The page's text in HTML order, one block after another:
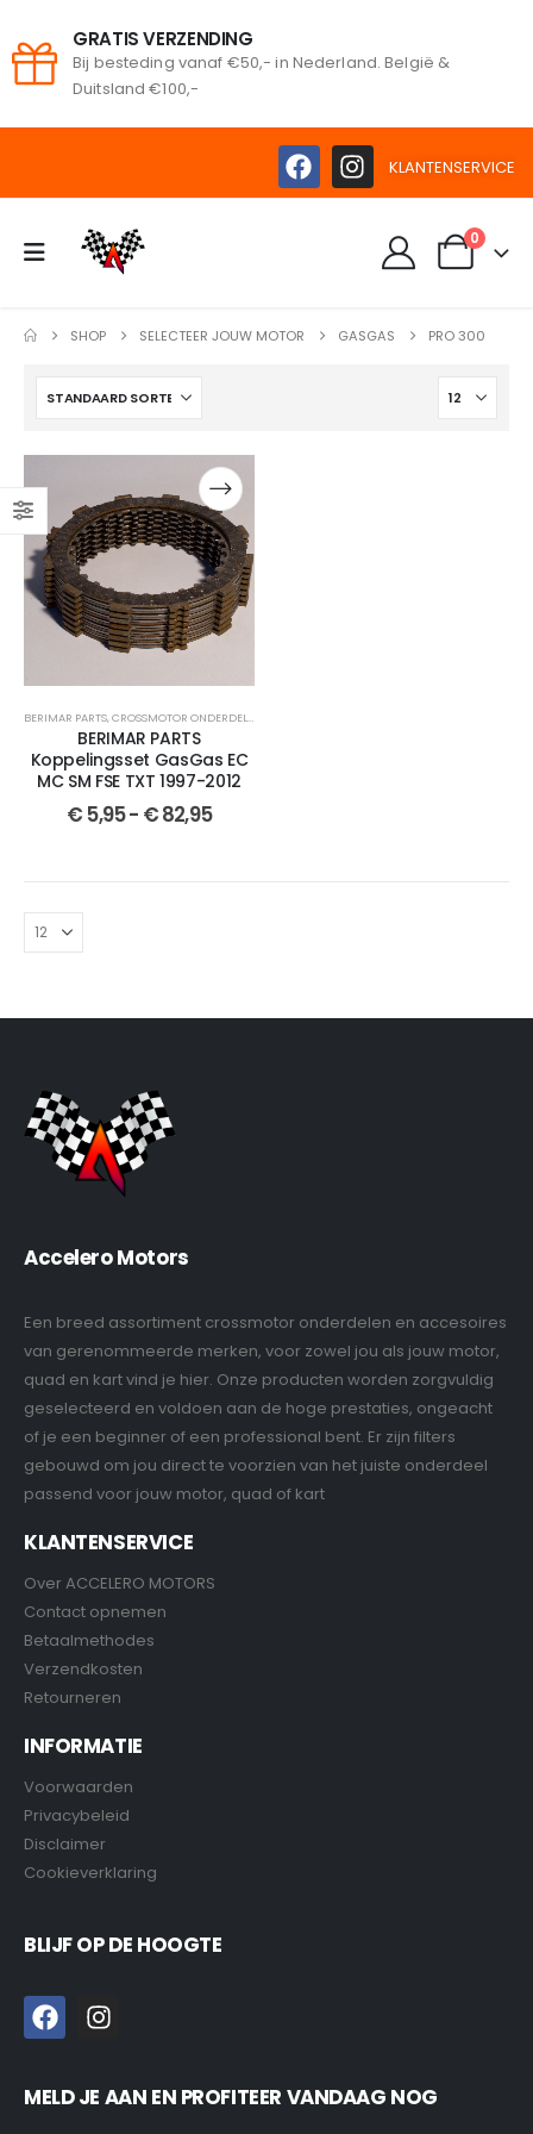
GRATIS VERZENDING
Bij besteding vanaf €50,- in Nederland. België &
Duitsland €100,-
KLANTENSERVICE
0
SHOP SELECTEER JOUW MOTOR GASGAS PRO 300
BERIMAR PARTS,CROSSMOTOR ONDERDELEN
BERIMAR PARTS
Koppelingsset GasGas EC
MC SM FSE TXT 1997-2012
€ 5,95- €82,95
Accelero Motors
Een breed assortiment crossmotor onderdelen en accesoires
van gerenommeerde merken, voor zowel jou als jouw motor,
quad en kart vind je hier. Onze producten worden zorgvuldig
geselecteerd en voldoen aan de hoge prestaties, ongeacht
of je een beginner of een professional bent. Er zijn filters
gebouwd om jou direct te voorzien van het juiste onderdeel
passend voor jouw motor, quad of kart
KLANTENSERVICE
Over ACCELERO MOTORS
Contact opnemen
Betaalmethodes
Verzendkosten
Retourneren
INFORMATIE
Voorwaarden
Privacybeleid
Disclaimer
Cookieverklaring
BLIJF OP DE HOOGTE
MELD JE AAN EN PROFITEER VANDAAG NOG